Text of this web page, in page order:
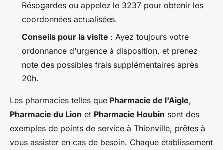
Résogardes ou appelez le 3237 pour obtenir les
coordonnées actualisées.
Conseils pour la visite : Ayez toujours votre
ordonnance d'urgence à disposition, et prenez
note des possibles frais supplémentaires après
20h.
Les pharmacies telles que Pharmacie de l'Aigle,
Pharmacie du Lion et Pharmacie Houbin sont des
exemples de points de service à Thionville, prêtes à
vous assister en cas de besoin. Chaque établissement